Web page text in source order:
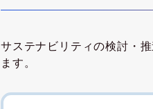
サステナビリティの検討・
ます。